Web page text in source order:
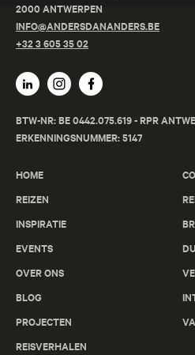
2000 ANTWERPEN
INFO@ANDERSDANANDERS.BE
+32 3 605 35 02
BTW-NR: BE 0442.075.619 - RPR
ERKENNINGSNUMMER: 5147
HOME
REIZEN
INSPIRATIE
EVENTS
OVER ONS
BLOG
PROJECTEN
REISVERHALEN